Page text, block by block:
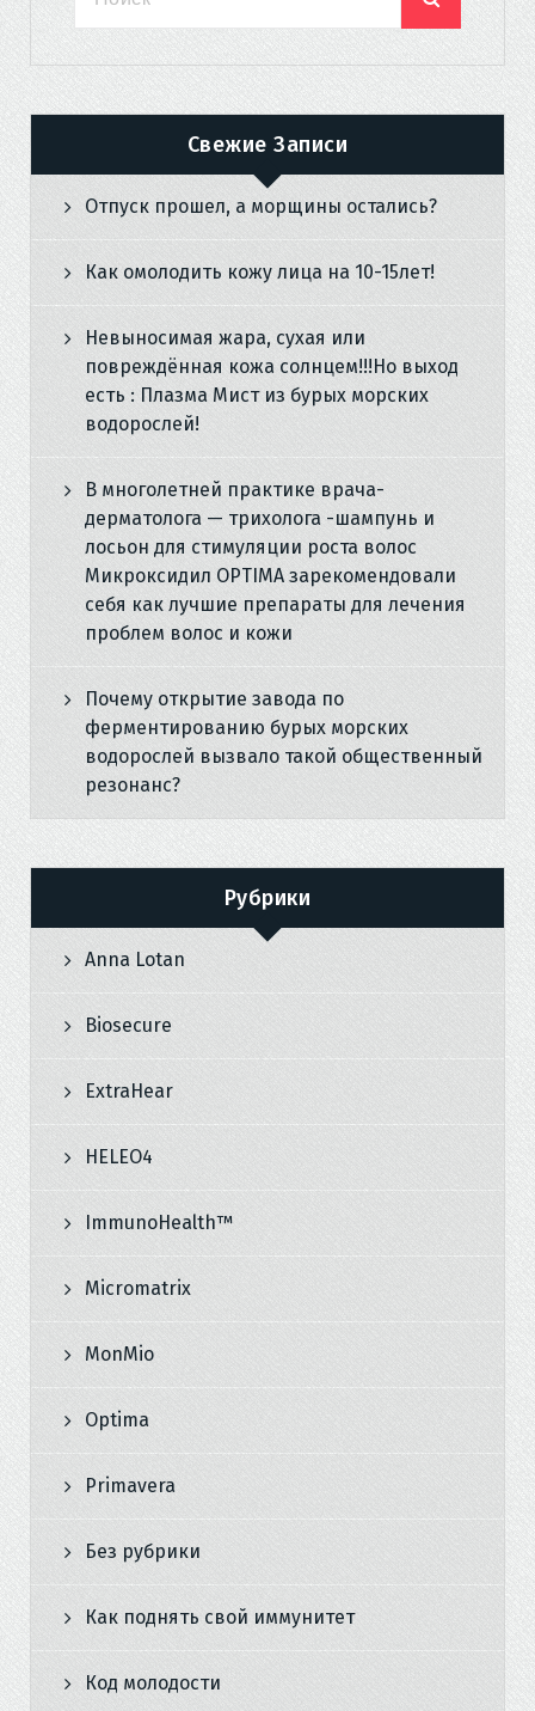
Свежие Записи
Отпуск прошел, а морщины остались?
Как омолодить кожу лица на 10-15лет!
Невыносимая жара, сухая или
повреждённая кожа солнцем!!!Но выход
есть : Плазма Мист из бурых морских
водорослей!
В многолетней практике врача-
дерматолога — трихолога -шампунь и
лосьон для стимуляции роста волос
Микроксидил OPTIMA зарекомендовали
себя как лучшие препараты для лечения
проблем волос и кожи
Почему открытие завода по
ферментированию бурых морских
водорослей вызвало такой общественный
резонанс?
Рубрики
Anna Lotan
Biosecure
ExtraHear
HELEO4
ImmunoHealth™
Micromatrix
MonMio
Optima
Primavera
Без рубрики
Как поднять свой иммунитет
Код молодости